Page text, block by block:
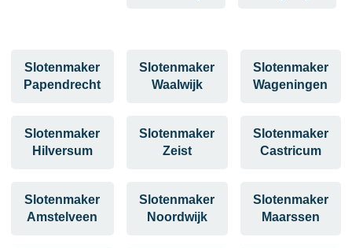
Slotenmaker
Papendrecht
Slotenmaker
Waalwijk
Slotenmaker
Wageningen
Slotenmaker
Hilversum
Slotenmaker
Zeist
Slotenmaker
Castricum
Slotenmaker
Amstelveen
Slotenmaker
Noordwijk
Slotenmaker
Maarssen